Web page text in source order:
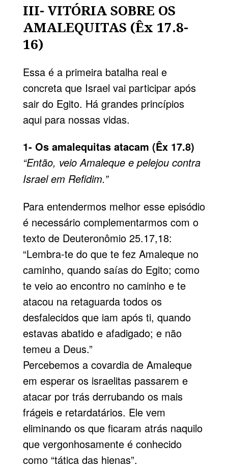
III- VITÓRIA SOBRE OS
AMALEQUITAS (Êx 17.8-
16)
Essa é a primeira batalha real e
concreta que Israel vai participar após
sair do Egito. Há grandes princípios
aqui para nossas vidas.
1- Os amalequitas atacam (Êx 17.8)
“Então, veio Amaleque e pelejou contra
Israel em Refidim.”
Para entendermos melhor esse episódio
é necessário complementarmos com o
texto de Deuteronômio 25.17,18:
“Lembra-te do que te fez Amaleque no
caminho, quando saías do Egito; como
te veio ao encontro no caminho e te
atacou na retaguarda todos os
desfalecidos que iam após ti, quando
estavas abatido e afadigado; e não
temeu a Deus.”
Percebemos a covardia de Amaleque
em esperar os israelitas passarem e
atacar por trás derrubando os mais
frágeis e retardatários. Ele vem
eliminando os que ficaram atrás naquilo
que vergonhosamente é conhecido
como “tática das hienas”.